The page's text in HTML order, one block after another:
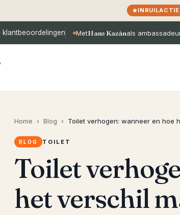
INRUILACTIE
klantbeoordelingen MetHans Kazànals
Home › Blog › Toilet verhogen: wanneer en hoe
BLOG TOILET
Toilet
het verschil